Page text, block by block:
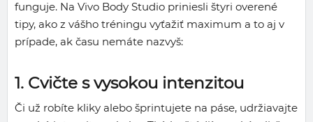
funguje. Na Vivo Body Studio priniesli štyri overené
tipy, ako z vášho tréningu vyťažiť maximum a to aj v
prípade, ak času nemáte nazvyš:
1. Cvičte s vysokou intenzitou
Či už robíte kliky alebo šprintujete na páse, udržiavajte